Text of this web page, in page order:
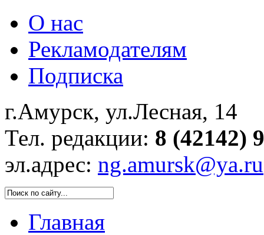
О нас
Рекламодателям
Подписка
г.Амурск, ул.Лесная, 14
Тел. редакции: 8 (42142)
эл.адрес: ng.amursk@ya.ru
Главная